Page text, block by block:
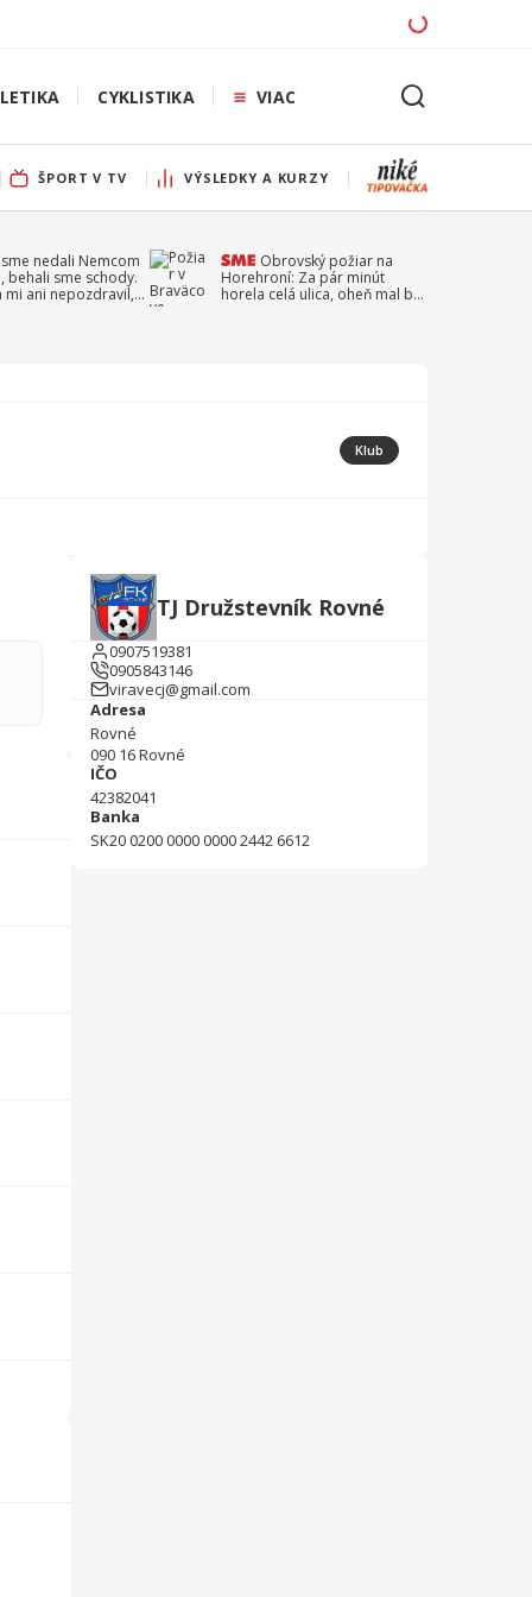
CYKLISTIKA VIAC
ŠPORT V TV VÝSLEDKY A KURZY
nedali Nemcom
behali sme schody.
mi ani nepozdravil,
Obrovský požiar na
Horehroní: Za pár minút
horela celá ulica, oheň mal byť
Klub
TJ Družstevník Rovné
0907519381
0905843146
viravecj@gmail.com
Adresa
Rovné
090 16Rovné
IČO
42382041
Banka
SK20 0200 0000 0000 2442 6612